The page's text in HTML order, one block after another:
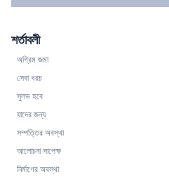
শর্তাবলী
অগ্রিম জমা
সেবা খরচ
সুলভ হবে
যাদের জন্য
সম্পত্তির অবস্থা
আলোচনা সাপেক্ষ
নির্মাণের অবস্থা